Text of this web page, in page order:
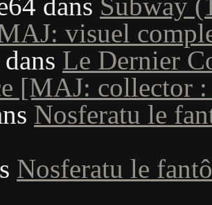
visuel
dans Le Dernier
[MAJ: collector
Nosferatu le
Nosferatu le